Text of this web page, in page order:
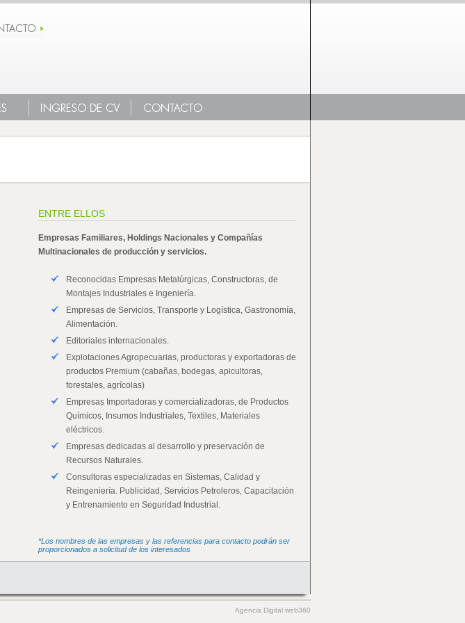
ENTRE ELLOS
Empresas Familiares, Holdings Nacionales y Compañías
Multinacionales de producción y servicios.
Reconocidas Empresas Metalúrgicas, Constructoras, de
Montajes Industriales e Ingeniería.
Empresas de Servicios, Transporte y Logística, Gastronomía,
Alimentación.
Editoriales internacionales.
Explotaciones Agropecuarias, productoras y exportadoras de
productos Premium (cabañas, bodegas, apicultoras,
forestales, agrícolas)
Empresas Importadoras y comercializadoras, de Productos
Químicos, Insumos Industriales, Textiles, Materiales
eléctricos.
Empresas dedicadas al desarrollo y preservación de
Recursos Naturales.
Consultoras especializadas en Sistemas, Calidad y
Reingeniería. Publicidad, Servicios Petroleros, Capacitación
y Entrenamiento en Seguridad Industrial.
*Los nombres de las empresas y las referencias para contacto podrán ser
proporcionados a solicitud de los interesados
Agencia Digital web360